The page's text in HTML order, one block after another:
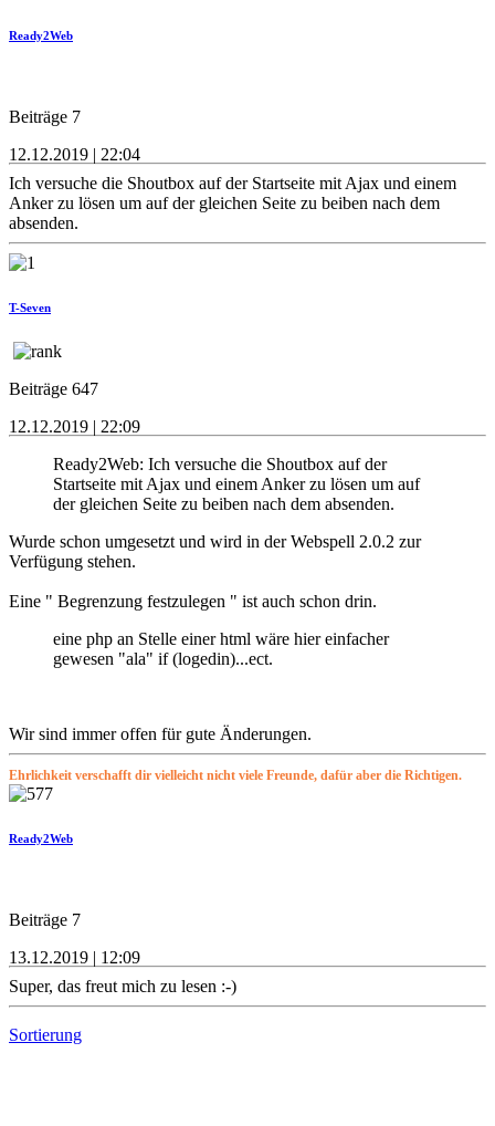
Ready2Web
Beiträge 7
12.12.2019 | 22:04
Ich versuche die Shoutbox auf der Startseite mit Ajax und einem
Anker zu lösen um auf der gleichen Seite zu beiben nach dem
absenden.
T-Seven
Beiträge 647
12.12.2019 | 22:09
Ready2Web: Ich versuche die Shoutbox auf der
Startseite mit Ajax und einem Anker zu lösen um auf
der gleichen Seite zu beiben nach dem absenden.
Wurde schon umgesetzt und wird in der Webspell 2.0.2 zur
Verfügung stehen.
Eine " Begrenzung festzulegen " ist auch schon drin.
eine php an Stelle einer html wäre hier einfacher
gewesen "ala" if (logedin)...ect.
Wir sind immer offen für gute Änderungen.
Ehrlichkeit verschafft dir vielleicht nicht viele Freunde, dafür aber die Richtigen.
Ready2Web
Beiträge 7
13.12.2019 | 12:09
Super, das freut mich zu lesen :-)
Sortierung